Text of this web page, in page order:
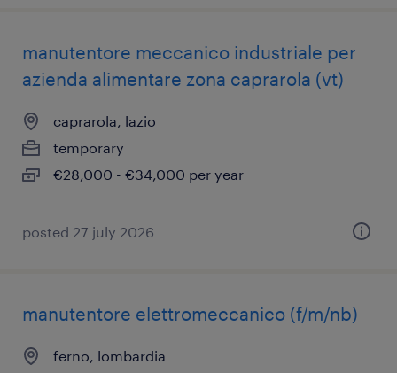
manutentore meccanico industriale per
azienda alimentare zona caprarola (vt)
caprarola, lazio
temporary
€28,000 - €34,000 per year
posted 27 july 2026
manutentore elettromeccanico (f/m/nb)
ferno, lombardia